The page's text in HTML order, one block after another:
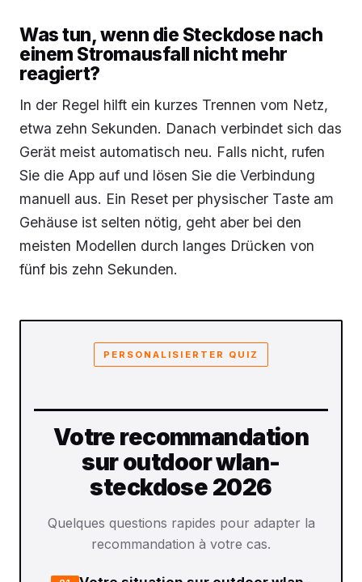
Was tun, wenn die Steckdose nach
einem Stromausfall nicht mehr
reagiert?
In der Regel hilft ein kurzes Trennen vom Netz,
etwa zehn Sekunden. Danach verbindet sich das
Gerät meist automatisch neu. Falls nicht, rufen
Sie die App auf und lösen Sie die Verbindung
manuell aus. Ein Reset per physischer Taste am
Gehäuse ist selten nötig, geht aber bei den
meisten Modellen durch langes Drücken von
fünf bis zehn Sekunden.
PERSONALISIERTER QUIZ
Votre recommandation
sur outdoor wlan-
steckdose 2026
Quelques questions rapides pour adapter la
recommandation à votre cas.